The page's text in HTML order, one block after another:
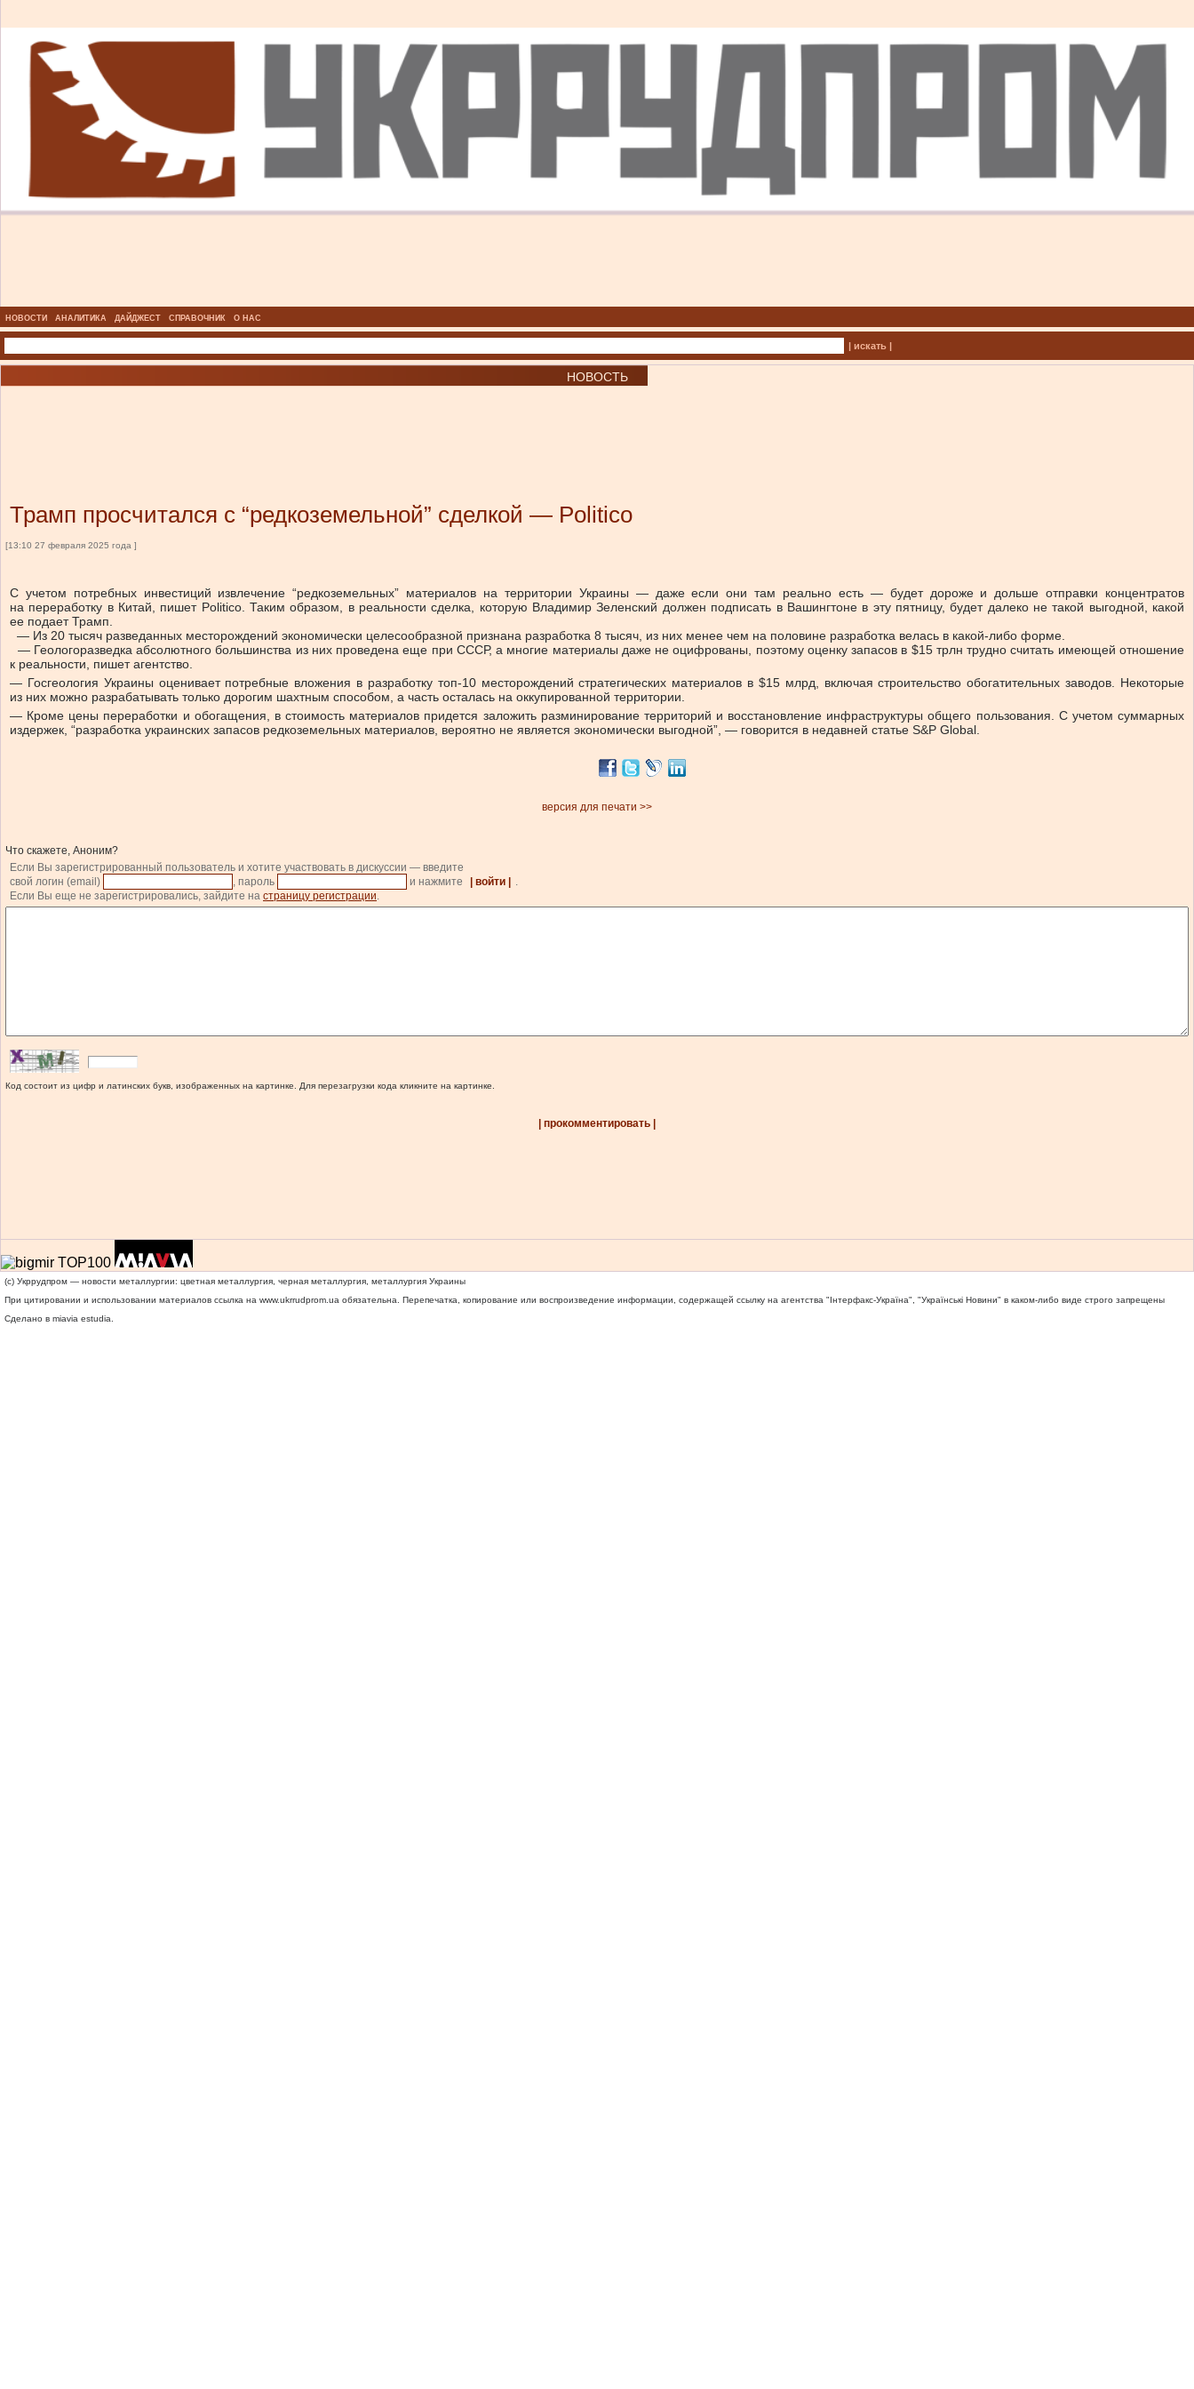
НОВОСТИ АНАЛИТИКА ДАЙДЖЕСТ СПРАВОЧНИК О НАС
| искать |
НОВОСТЬ
Трамп просчитался с “редкоземельной” сделкой — Politico
[13:10 27 февраля 2025 года ]
С учетом потребных инвестиций извлечение “редкоземельных” материалов на территории Украины — даже если они там реально есть — будет дороже и дольше отправки концентратов
на переработку в Китай, пишет Politico. Таким образом, в реальности сделка, которую Владимир Зеленский должен подписать в Вашингтоне в эту пятницу, будет далеко не такой выгодной, какой
ее подает Трамп.
— Из 20 тысяч разведанных месторождений экономически целесообразной признана разработка 8 тысяч, из них менее чем на половине разработка велась в какой-либо форме.
— Геологоразведка абсолютного большинства из них проведена еще при СССР, а многие материалы даже не оцифрованы, поэтому оценку запасов в $15 трлн трудно считать имеющей отношение
к реальности, пишет агентство.
— Госгеология Украины оценивает потребные вложения в разработку топ-10 месторождений стратегических материалов в $15 млрд, включая строительство обогатительных заводов. Некоторые
из них можно разрабатывать только дорогим шахтным способом, а часть осталась на оккупированной территории.
— Кроме цены переработки и обогащения, в стоимость материалов придется заложить разминирование территорий и восстановление инфраструктуры общего пользования. С учетом суммарных
издержек, “разработка украинских запасов редкоземельных материалов, вероятно не является экономически выгодной”, — говорится в недавней статье S&P Global.
версия для печати >>
Что скажете, Аноним?
Если Вы зарегистрированный пользователь и хотите участвовать в дискуссии — введите
свой логин (email)
, пароль и нажмите | войти |
.
Если Вы еще не зарегистрировались, зайдите на страницу регистрации.
Код состоит из цифр и латинских букв, изображенных на картинке. Для перезагрузки кода кликните на картинке.
| прокомментировать |
(c) Укррудпром — новости металлургии: цветная металлургия, черная металлургия, металлургия Украины
При цитировании и использовании материалов ссылка на www.ukrrudprom.ua обязательна. Перепечатка, копирование или воспроизведение информации, содержащей ссылку на агентства "Iнтерфакс-Україна", "Українськi Новини" в каком-либо виде строго запрещены
Сделано в miavia estudia.